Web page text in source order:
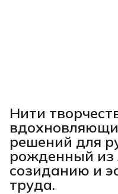
Нити
решений для
рожденный из
созиданию и
труда.